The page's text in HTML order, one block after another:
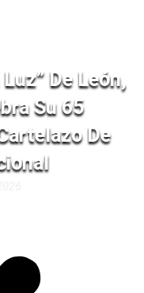
De León,
Su 65
De